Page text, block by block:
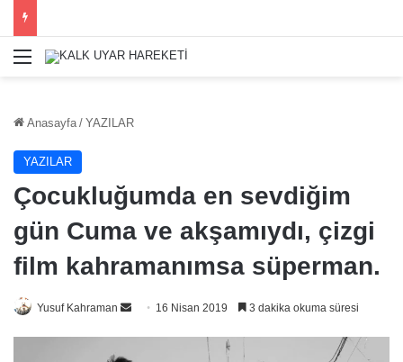
Menü
Anasayfa / YAZILAR
YAZILAR
Çocukluğumda en sevdiğim
gün Cuma ve akşamıydı, çizgi
film kahramanımsa süperman.
Yusuf Kahraman
Bir
16 Nisan 2019 3 dakika okuma süresi